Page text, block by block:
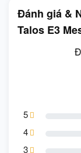
Đánh giá &
Talos E3
5
4
3